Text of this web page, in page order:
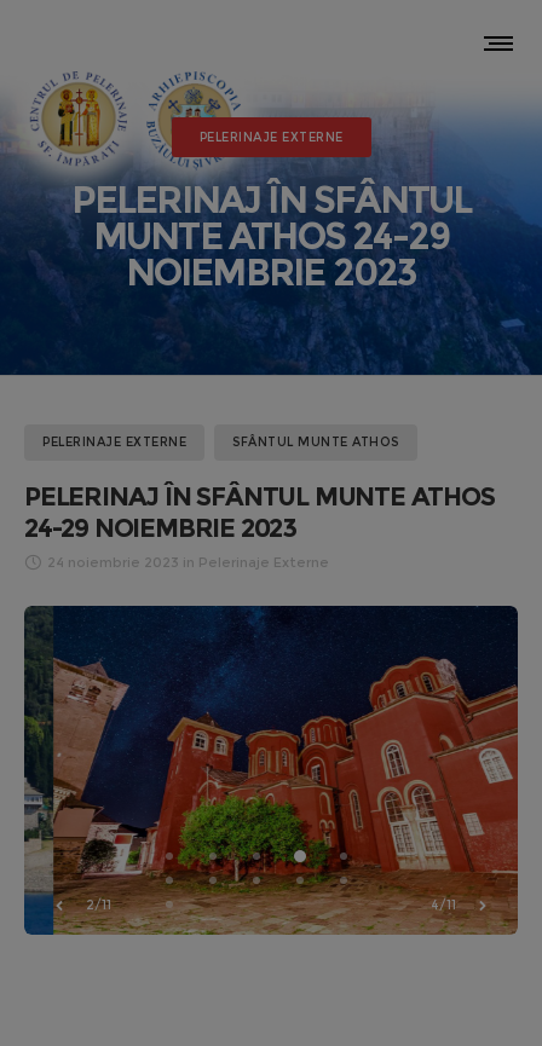
PELERINAJE EXTERNE
PELERINAJ ÎN SFÂNTUL
MUNTE ATHOS 24-29
NOIEMBRIE 2023
PELERINAJE EXTERNE SFÂNTUL MUNTE ATHOS
PELERINAJ ÎN SFÂNTUL MUNTE ATHOS
24-29 NOIEMBRIE 2023
24 noiembrie 2023 in Pelerinaje Externe
3/11 5/11